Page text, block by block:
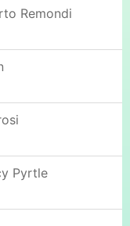
Remondi
Pyrtle